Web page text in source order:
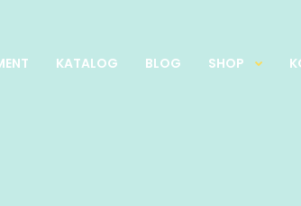
KATALOG BLOG SHOP